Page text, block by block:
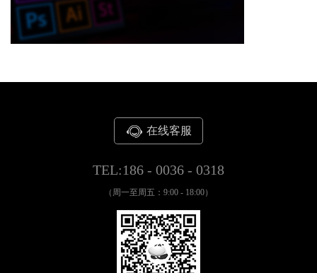
在线客服
TEL:186 - 0036 - 0318
（周一至周五：9:00 - 18:00）